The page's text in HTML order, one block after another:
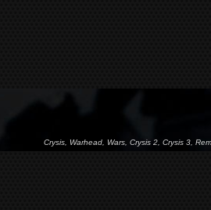
Crysis, Warhead, Wars, Crysis 2, Crysis 3,